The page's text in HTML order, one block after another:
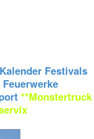
Festivals
Feuerwerke
**Monstertruck